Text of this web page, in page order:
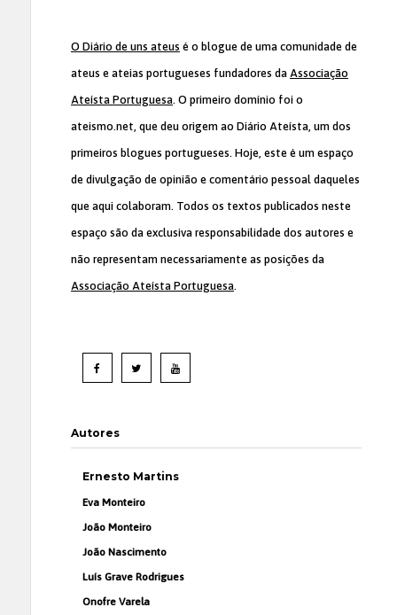
O Diário de uns ateus é o blogue de uma comunidade de
ateus e ateias portugueses fundadores da Associação
Ateísta Portuguesa. O primeiro domínio foi o
ateismo.net, que deu origem ao Diário Ateísta, um dos
primeiros blogues portugueses. Hoje, este é um espaço
de divulgação de opinião e comentário pessoal daqueles
que aqui colaboram. Todos os textos publicados neste
espaço são da exclusiva responsabilidade dos autores e
não representam necessariamente as posições da
Associação Ateísta Portuguesa.
Autores
Ernesto Martins
Eva Monteiro
João Monteiro
João Nascimento
Luís Grave Rodrigues
Onofre Varela